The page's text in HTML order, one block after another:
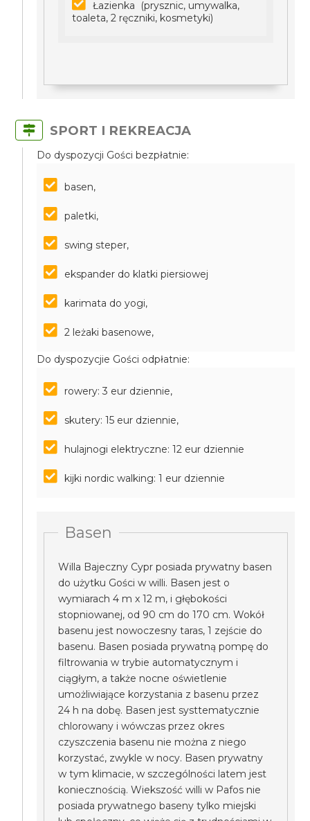
Łazienka (prysznic, umywalka,
toaleta, 2 ręczniki, kosmetyki)
SPORT I REKREACJA
Do dyspozycji Gości bezpłatnie:
basen,
paletki,
swing steper,
ekspander do klatki piersiowej
karimata do yogi,
2 leżaki basenowe,
Do dyspozycjie Gości odpłatnie:
rowery: 3 eur dziennie,
skutery: 15 eur dziennie,
hulajnogi elektryczne: 12 eur dziennie
kijki nordic walking: 1 eur dziennie
Basen
Willa Bajeczny Cypr posiada prywatny basen
do użytku Gości w willi. Basen jest o
wymiarach 4 m x 12 m, i głębokości
stopniowanej, od 90 cm do 170 cm. Wokół
basenu jest nowoczesny taras, 1 zejście do
basenu. Basen posiada prywatną pompę do
filtrowania w trybie automatycznym i
ciągłym, a także nocne oświetlenie
umożliwiające korzystania z basenu przez
24 h na dobę. Basen jest systtematycznie
chlorowany i wówczas przez okres
czyszczenia basenu nie można z niego
korzystać, zwykle w nocy. Basen prywatny
w tym klimacie, w szczególności latem jest
koniecznością. Wiekszość willi w Pafos nie
posiada prywatnego baseny tylko miejski